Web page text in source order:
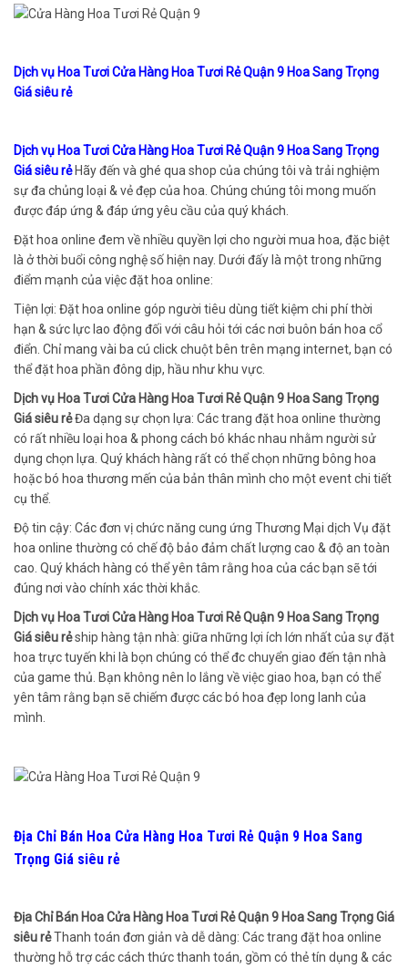
Dịch vụ Hoa Tươi Cửa Hàng Hoa Tươi Rẻ Quận 9 Hoa Sang Trọng
Giá siêu rẻ
Dịch vụ Hoa Tươi Cửa Hàng Hoa Tươi Rẻ Quận 9 Hoa Sang Trọng
Giá siêu rẻ Hãy đến và ghé qua shop của chúng tôi và trải nghiệm
sự đa chủng loại & vẻ đẹp của hoa. Chúng chúng tôi mong muốn
được đáp ứng & đáp ứng yêu cầu của quý khách.
Đặt hoa online đem về nhiều quyền lợi cho người mua hoa, đặc biệt
là ở thời buổi công nghệ số hiện nay. Dưới đấy là một trong những
điểm mạnh của việc đặt hoa online:
Tiện lợi: Đặt hoa online góp người tiêu dùng tiết kiệm chi phí thời
hạn & sức lực lao động đối với câu hỏi tới các nơi buôn bán hoa cổ
điển. Chỉ mang vài ba cú click chuột bên trên mạng internet, bạn có
thể đặt hoa phần đông dịp, hầu như khu vực.
Dịch vụ Hoa Tươi Cửa Hàng Hoa Tươi Rẻ Quận 9 Hoa Sang Trọng
Giá siêu rẻĐa dạng sự chọn lựa: Các trang đặt hoa online thường
có rất nhiều loại hoa & phong cách bó khác nhau nhằm người sử
dụng chọn lựa. Quý khách hàng rất có thể chọn những bông hoa
hoặc bó hoa thương mến của bản thân mình cho một event chi tiết
cụ thể.
Độ tin cậy: Các đơn vị chức năng cung ứng Thương Mại dịch Vụ đặt
hoa online thường có chế độ bảo đảm chất lượng cao & độ an toàn
cao. Quý khách hàng có thể yên tâm rằng hoa của các bạn sẽ tới
đúng nơi vào chính xác thời khắc.
Dịch vụ Hoa Tươi Cửa Hàng Hoa Tươi Rẻ Quận 9 Hoa Sang Trọng
Giá siêu rẻship hàng tận nhà: giữa những lợi ích lớn nhất của sự đặt
hoa trực tuyến khi là bọn chúng có thể đc chuyển giao đến tận nhà
của game thủ. Bạn không nên lo lắng về việc giao hoa, bạn có thể
yên tâm rằng bạn sẽ chiếm được các bó hoa đẹp long lanh của
mình.
Địa Chỉ Bán Hoa Cửa Hàng Hoa Tươi Rẻ Quận 9 Hoa Sang
Trọng Giá siêu rẻ
Địa Chỉ Bán Hoa Cửa Hàng Hoa Tươi Rẻ Quận 9 Hoa Sang Trọng Giá
siêu rẻThanh toán đơn giản và dễ dàng: Các trang đặt hoa online
thường hỗ trợ các cách thức thanh toán, gồm có thẻ tín dụng & các